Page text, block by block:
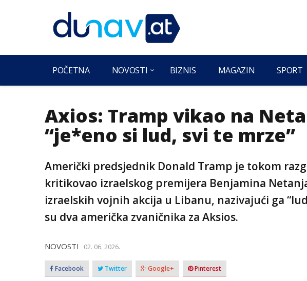
POČETNA NOVOSTI BIZNIS MAGAZIN SPORT
Axios: Tramp vikao na
“je*eno si lud, svi te mrze”
Američki predsjednik Donald Tramp je tokom
kritikovao izraelskog premijera Benjamina
izraelskih vojnih akcija u Libanu, nazivajući ga
su dva američka zvaničnika za Aksios.
NOVOSTI 02. 06. 2026.
Facebook Twitter Google+ Pinterest